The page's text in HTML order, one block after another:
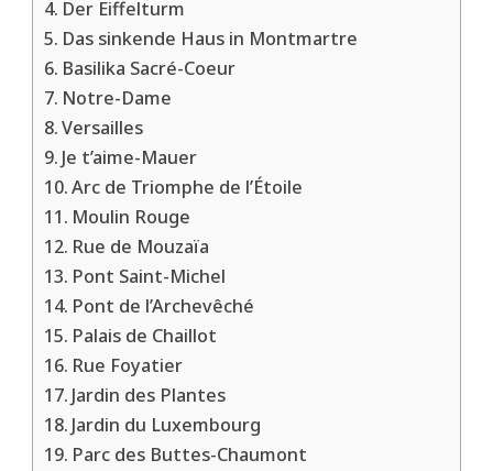
Der Eiffelturm
Das sinkende Haus in Montmartre
Basilika Sacré-Coeur
Notre-Dame
Versailles
Je t’aime-Mauer
Arc de Triomphe de l’Étoile
Moulin Rouge
Rue de Mouzaïa
Pont Saint-Michel
Pont de l’Archevêché
Palais de Chaillot
Rue Foyatier
Jardin des Plantes
Jardin du Luxembourg
Parc des Buttes-Chaumont